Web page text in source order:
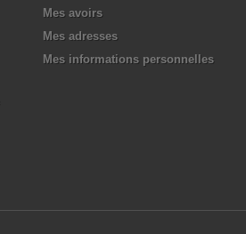
Mes avoirs
Mes adresses
Mes informations personnelles